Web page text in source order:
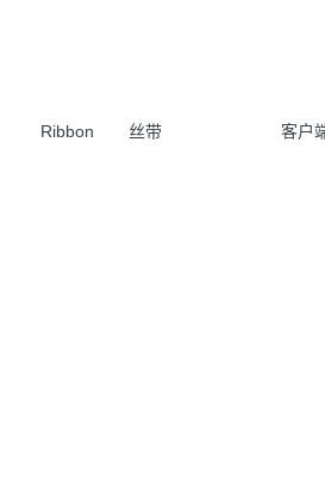
Ribbon 丝带 客户